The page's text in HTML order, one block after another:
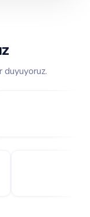
duyuyoruz.